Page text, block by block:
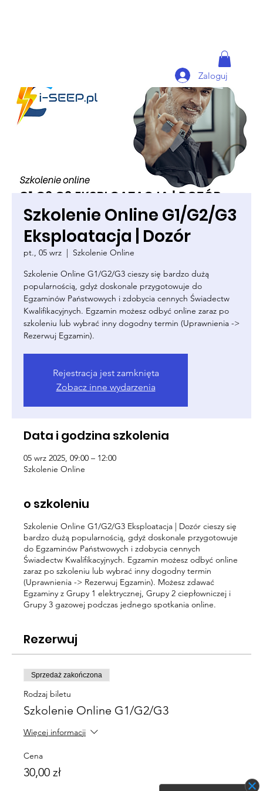
Zaloguj
Szkolenie Online G1/G2/G3
Eksploatacja | Dozór
pt., 05 wrz
  |
Szkolenie Online
Szkolenie Online G1/G2/G3 cieszy się bardzo dużą
popularnością, gdyż doskonale przygotowuje do
Egzaminów Państwowych i zdobycia cennych Świadectw
Kwalifikacyjnych. Egzamin możesz odbyć online zaraz po
szkoleniu lub wybrać inny dogodny termin (Uprawnienia ->
Rezerwuj Egzamin).
Rejestracja jest zamknięta
Zobacz inne wydarzenia
Data i godzina szkolenia
05 wrz 2025, 09:00 – 12:00
Szkolenie Online
o szkoleniu
Szkolenie Online G1/G2/G3 Eksploatacja | Dozór cieszy się
bardzo dużą popularnością, gdyż doskonale przygotowuje
do Egzaminów Państwowych i zdobycia cennych
Świadectw Kwalifikacyjnych. Egzamin możesz odbyć online
zaraz po szkoleniu lub wybrać inny dogodny termin
(Uprawnienia -> Rezerwuj Egzamin). Możesz zdawać
Egzaminy z Grupy 1 elektrycznej, Grupy 2 ciepłowniczej i
Grupy 3 gazowej podczas jednego spotkania online.
Rezerwuj
Sprzedaż zakończona
Rodzaj biletu
Szkolenie Online G1/G2/G3
Więcej informacji
Cena
30,00 zł